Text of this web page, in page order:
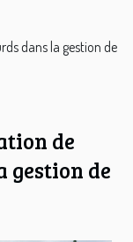
dans la gestion de
de
gestion de